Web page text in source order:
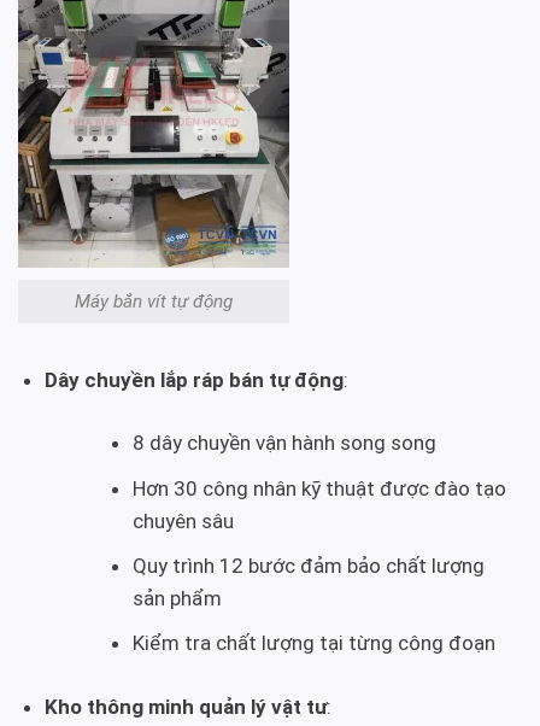
Máy bắn vít tự động
Dây chuyền lắp ráp bán tự động:
8 dây chuyền vận hành song song
Hơn 30 công nhân kỹ thuật được đào tạo
chuyên sâu
Quy trình 12 bước đảm bảo chất lượng
sản phẩm
Kiểm tra chất lượng tại từng công đoạn
Kho thông minh quản lý vật tư: